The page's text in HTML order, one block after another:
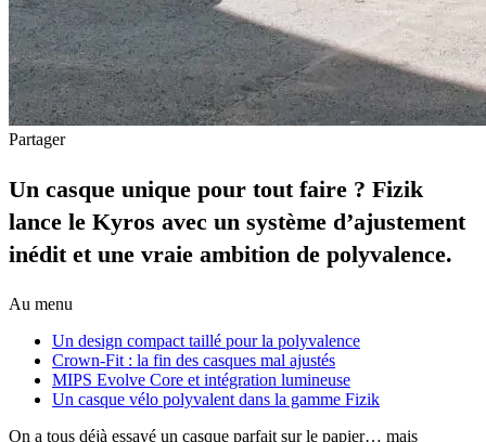
Partager
Un casque unique pour tout faire ? Fizik
lance le Kyros avec un système d’ajustement
inédit et une vraie ambition de polyvalence.
Au menu
Un design compact taillé pour la polyvalence
Crown-Fit : la fin des casques mal ajustés
MIPS Evolve Core et intégration lumineuse
Un casque vélo polyvalent dans la gamme Fizik
On a tous déjà essayé un casque parfait sur le papier… mais